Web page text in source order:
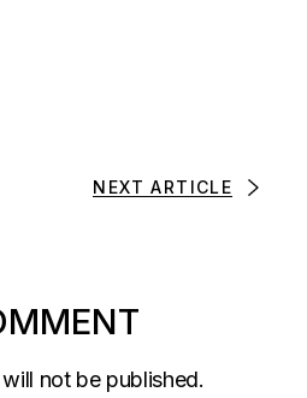
NEXT ARTICLE
not be published.